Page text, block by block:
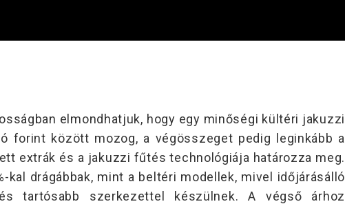
elmondhatjuk, hogy egy minőségi kültéri jakuzzi
forint között mozog, a végösszeget pedig leginkább a
extrák és a jakuzzi fűtés technológiája határozza meg.
kal drágábbak, mint a beltéri modellek, mivel időjárásálló
tartósabb szerkezettel készülnek. A végső árhoz